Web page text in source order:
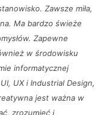
Zawsze miła,
Ma bardzo świeże
Zapewne
w środowisku
informatycznej
UX i Industrial Design,
jest ważna w
zrozumieć i